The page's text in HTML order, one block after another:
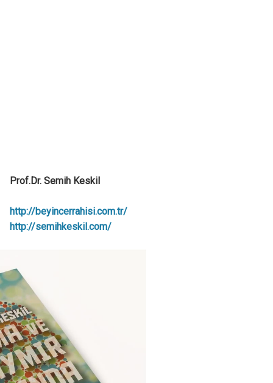
Prof.Dr. Semih Keskil
http://beyincerrahisi.com.tr/
http://semihkeskil.com/